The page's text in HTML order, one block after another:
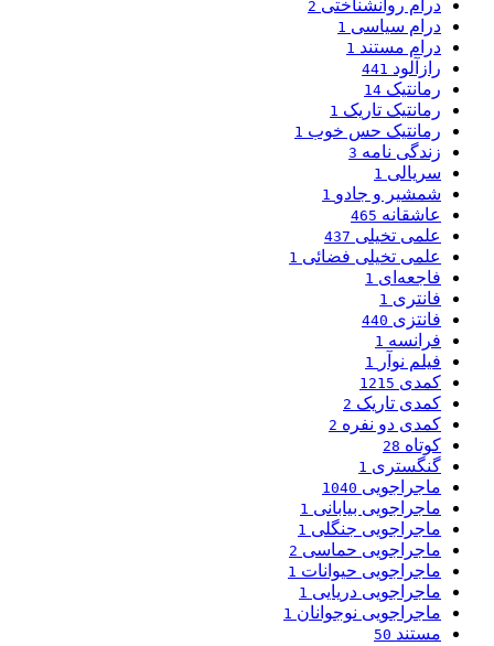
درام روانشناختی 2
درام سیاسی 1
درام مستند 1
رازآلود 441
رمانتیک 14
رمانتیک تاریک 1
رمانتیک حس خوب 1
زندگی نامه 3
سریالی 1
شمشیر و جادو 1
عاشقانه 465
علمی تخیلی 437
علمی تخیلی فضائی 1
فاجعه‌ای 1
فانتری 1
فانتزی 440
فرانسه 1
فیلم نوآر 1
کمدی 1215
کمدی تاریک 2
کمدی دو نفره 2
کوتاه 28
گنگستری 1
ماجراجویی 1040
ماجراجویی بیابانی 1
ماجراجویی جنگلی 1
ماجراجویی حماسی 2
ماجراجویی حیوانات 1
ماجراجویی دریایی 1
ماجراجویی نوجوانان 1
مستند 50